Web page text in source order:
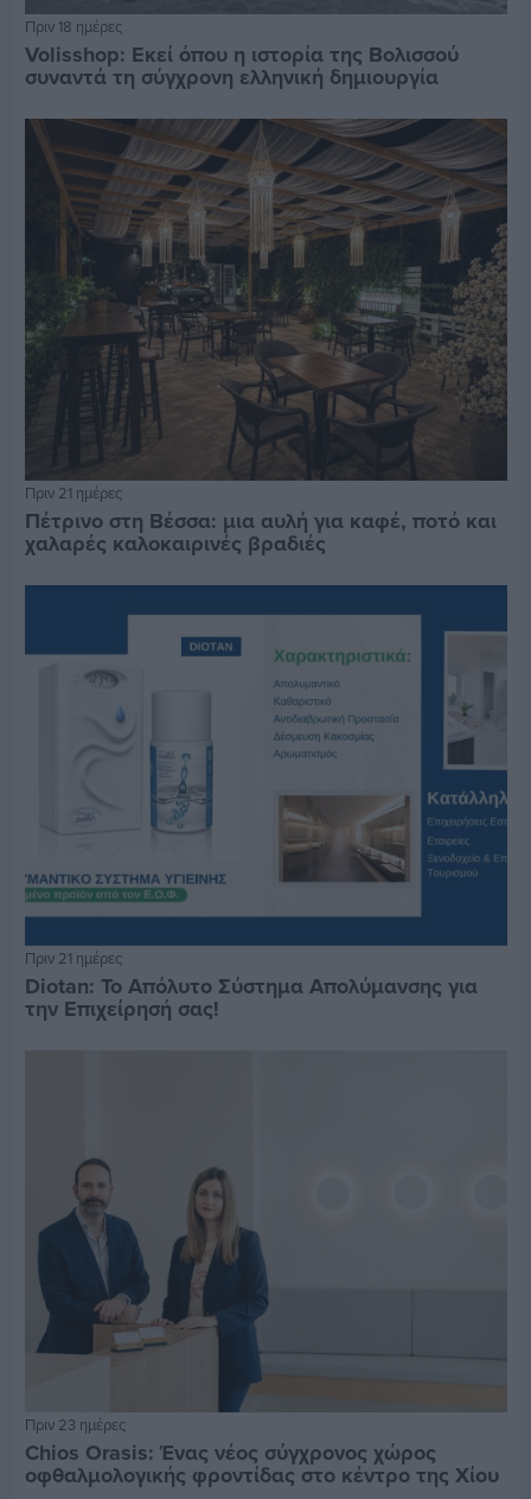
Πριν 18 ημέρες
Volisshop: Εκεί όπου η ιστορία της Βολισσού
συναντά τη σύγχρονη ελληνική δημιουργία
Πριν 21 ημέρες
Πέτρινο στη Βέσσα: μια αυλή για καφέ, ποτό και
χαλαρές καλοκαιρινές βραδιές
Πριν 21 ημέρες
Diotan: Το Απόλυτο Σύστημα Απολύμανσης για
την Επιχείρησή σας!
Πριν 23 ημέρες
Chios Orasis: Ένας νέος σύγχρονος χώρος
οφθαλμολογικής φροντίδας στο κέντρο της Χίου